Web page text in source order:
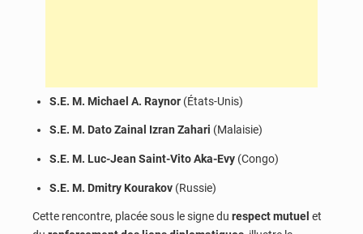
S.E. M. Michael A. Raynor (États-Unis)
S.E. M. Dato Zainal Izran Zahari (Malaisie)
S.E. M. Luc-Jean Saint-Vito Aka-Evy (Congo)
S.E. M. Dmitry Kourakov (Russie)
Cette rencontre, placée sous le signe du respect mutuel et